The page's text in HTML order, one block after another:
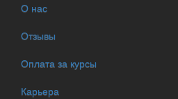
О нас
Отзывы
Оплата за курсы
Карьера